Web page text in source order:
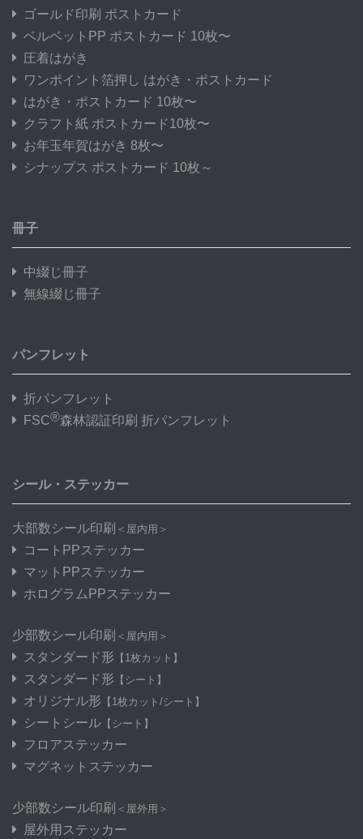
ゴールド印刷 ポストカード
ベルベットPP ポストカード 10枚〜
圧着はがき
ワンポイント箔押し はがき・ポストカード
はがき・ポストカード 10枚〜
クラフト紙 ポストカード10枚〜
お年玉年賀はがき 8枚〜
シナップス ポストカード 10枚～
冊子
中綴じ冊子
無線綴じ冊子
パンフレット
折パンフレット
FSC®森林認証印刷 折パンフレット
シール・ステッカー
大部数シール印刷 ＜屋内用＞
コートPPステッカー
マットPPステッカー
ホログラムPPステッカー
少部数シール印刷 ＜屋内用＞
スタンダード形 【1枚カット】
スタンダード形 【シート】
オリジナル形 【1枚カット/シート】
シートシール 【シート】
フロアステッカー
マグネットステッカー
少部数シール印刷 ＜屋外用＞
屋外用ステッカー